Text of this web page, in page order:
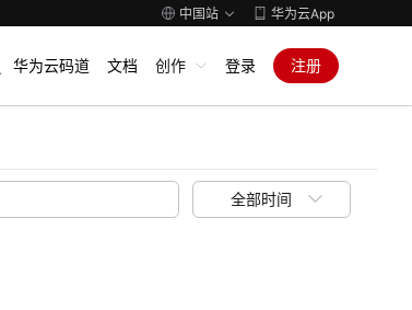
中国站 华为云App
华为云码道 文档 创作 登录 注册
全部时间